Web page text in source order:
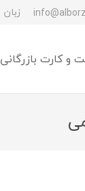
زبان
و کارت بازرگانی